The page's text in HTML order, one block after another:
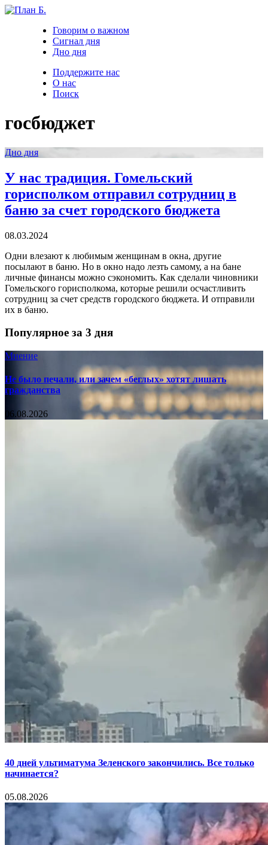
Говорим о важном
Сигнал дня
Дно дня
Поддержите нас
О нас
Поиск
госбюджет
Дно дня
У нас традиция. Гомельский
горисполком отправил сотрудниц в
баню за счет городского бюджета
08.03.2024
Одни влезают к любимым женщинам в окна, другие
посылают в баню. Но в окно надо лезть самому, а на бане
личные финансы можно сэкономить. Как сделали чиновники
Гомельского горисполкома, которые решили осчастливить
сотрудниц за счет средств городского бюджета. И отправили
их в баню.
Популярное за 3 дня
Мнение
Не было печали, или зачем «беглых» хотят лишать
гражданства
06.08.2026
40 дней ультиматума Зеленского закончились. Все только
начинается?
05.08.2026